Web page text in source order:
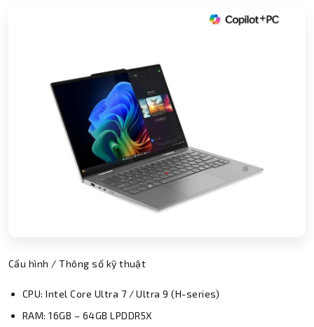
Cấu hình / Thông số kỹ thuật
CPU: Intel Core Ultra 7 / Ultra 9 (H-series)
RAM: 16GB – 64GB LPDDR5X